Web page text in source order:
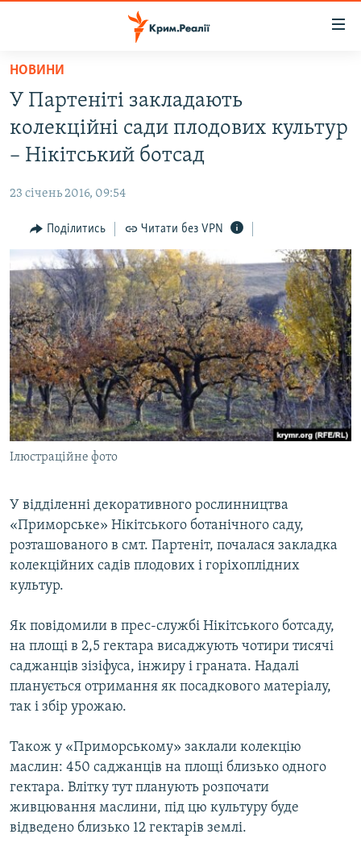
Перейти
основного
матеріалу
Перейти
основної
Перейти
до
пошуку
ВОДА.КРИМ
ВІДЕО ТА ФОТО
БЛОГИ
ПОГЛЯД
ІНТЕРВ'Ю
ВСЕ ЗА ДЕНЬ
СПЕЦПРОЕКТИ
ДЕПОРТАЦІЯ
ВІДЕОУРОКИ «ELIFBE»
СВІДЧЕННЯ ОКУПАЦІЇ
УКРАЇНСЬКА ПРОБЛЕМА КРИМУ
ІНФОГРАФІКА
ЯК ОБІЙТИ БЛОКУВАННЯ
Русский
Qırımtatar
ДОЛУЧАЙСЯ!
Усі сайти RFE/RL
НОВИНИ
У Партеніті закладають
колекційні сади плодових культур
– Нікітський ботсад
23 січень 2016, 09:54
Поділитись Читати без VPN
Ілюстраційне фото
У відділенні декоративного рослинництва
«Приморське» Нікітського ботанічного саду,
розташованого в смт. Партеніт, почалася закладка
колекційних садів плодових і горіхоплідних
культур.
Як повідомили в прес-службі Нікітського ботсаду,
на площі в 2,5 гектара висаджують чотири тисячі
саджанців зізіфуса, інжиру і граната. Надалі
планується отримання як посадкового матеріалу,
так і збір урожаю.
Також у «Приморському» заклали колекцію
маслин: 450 саджанців на площі близько одного
гектара. Влітку тут планують розпочати
живцювання маслини, під цю культуру буде
відведено близько 12 гектарів землі.